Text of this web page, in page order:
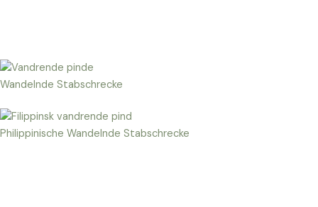
Wandelnde Stabschrecke
Philippinische Wandelnde Stabschrecke